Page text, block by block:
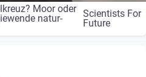
Moor oder
natur-
Scientists For
Future